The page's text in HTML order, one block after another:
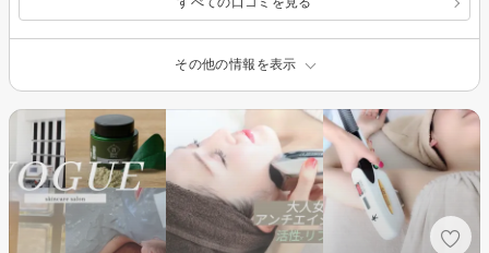
その他の情報を表示